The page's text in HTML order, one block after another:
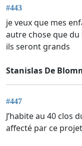
#443
je veux que mes
autre chose que
ils seront grands
Stanislas De
#447
J’habite au 40 clos
affecté par ce projet